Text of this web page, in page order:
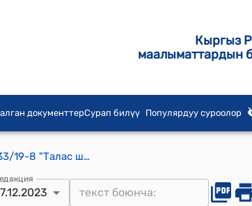
Кыргыз
маалыматтардын
документтерСурап билүү Популярдуу суроолор
Талас шаардык кеңешинин 2022-жылдын 27-декабрындагы № 33/19-8 "Талас шаардык “Таза-Суу ” муниципалдык ишканасынын жалпы ишмердүүлүгү жана “Таза-суу жана саркынды суу түйүндөрүн оңдоо” боюнча долбоордун II фазасы жөнүндө" токтому